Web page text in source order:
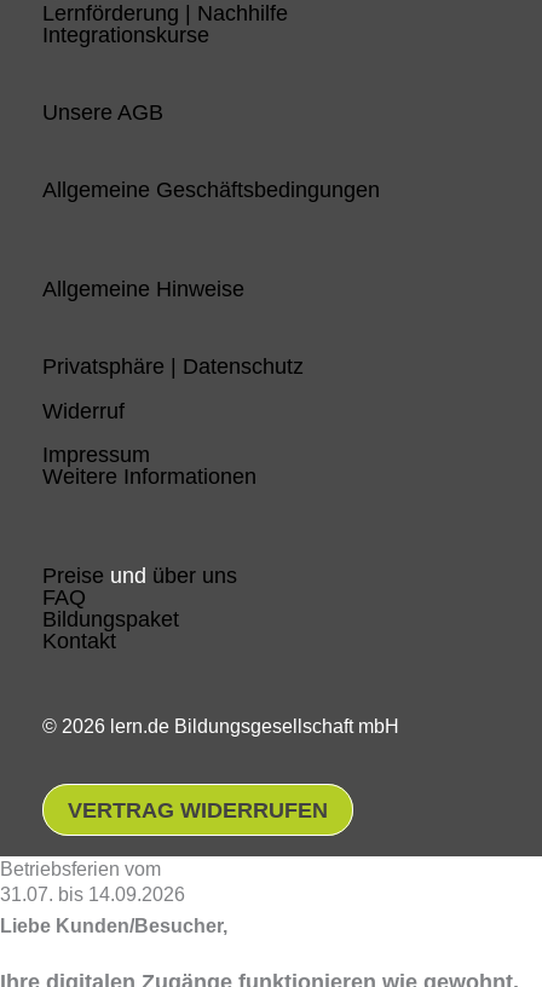
Lernförderung | Nachhilfe
Integrationskurse
Unsere AGB
Allgemeine Geschäftsbedingungen
Allgemeine Hinweise
Privatsphäre | Datenschutz
Widerruf
Impressum
Weitere Informationen
Preise und über uns
FAQ
Bildungspaket
Kontakt
© 2026 lern.de Bildungsgesellschaft mbH
VERTRAG WIDERRUFEN
Betriebsferien vom
31.07. bis 14.09.2026
Liebe Kunden/Besucher,